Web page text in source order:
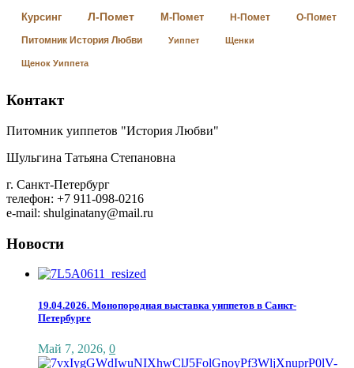
Курсинг
Л-Помет М-Помет Н-Помет О-Помет
Питомник История Любви Уиппет Щенки
Щенок Уиппета
Контакт
Питомник уиппетов "История Любви"
Шульгина Татьяна Степановна
г. Санкт-Петербург
телефон: +7 911-098-0216
e-mail: shulginatany@mail.ru
Новости
19.04.2026. Монопородная выставка уиппетов в Санкт-
Петербурге
Май 7, 2026, 0